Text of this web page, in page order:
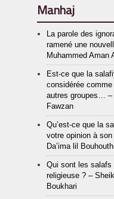
Manhaj
La parole des
ramené une
Muhammed Aman
Est-ce que la
considérée
autres groupes… –
Fawzan
Qu’est-ce que la
votre opinion à
Da’ima lil
Qui sont les salafs
religieuse ? –
Boukhari